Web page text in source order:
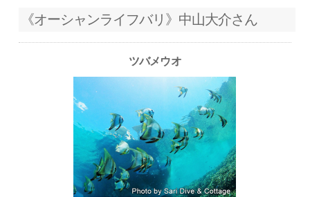
《オーシャンライフバリ》中山大介さん
ツバメウオ